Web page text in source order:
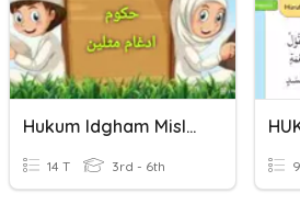
Hukum Idgham Mislain
14 T 3rd - 6th